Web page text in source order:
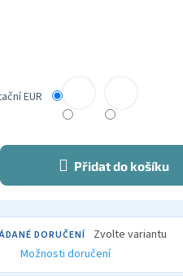
EUR
Přidat do košíku
Zvolte variantu
Možnosti doručení